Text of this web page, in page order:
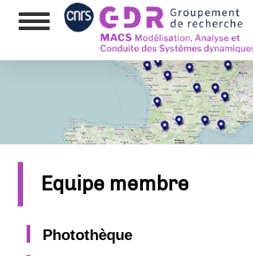
Aller
Toggle
Equipe membre
Photothèque